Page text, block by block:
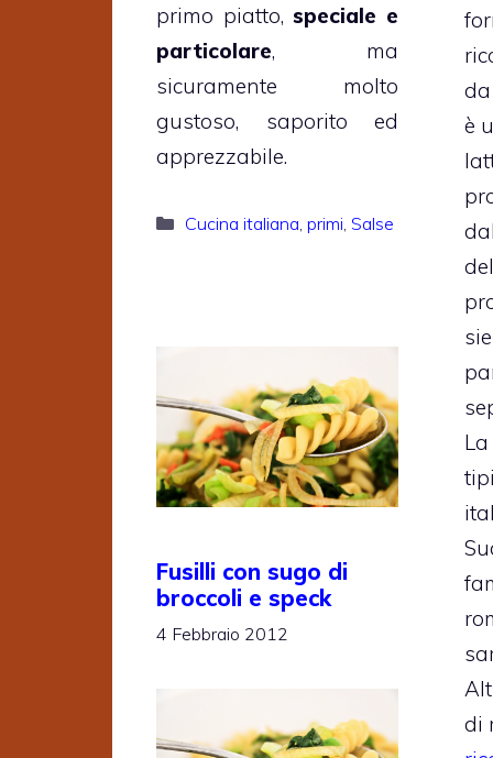
è
di
primo piatto,speciale e
particolare, ma
sicuramente molto
gustoso, saporito ed
apprezzabile.
Categorie
Cucina italiana primi Salse
Fusilli con sugo di
broccoli e speck
4 Febbraio 2012